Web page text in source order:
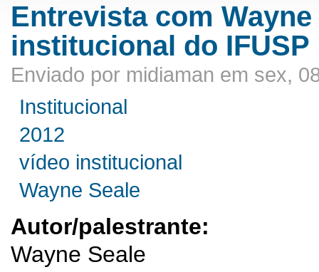
Entrevista com
institucional do IFUSP
Enviado por midiaman em sex,
Institucional
2012
vídeo institucional
Wayne Seale
Autor/palestrante:
Wayne Seale